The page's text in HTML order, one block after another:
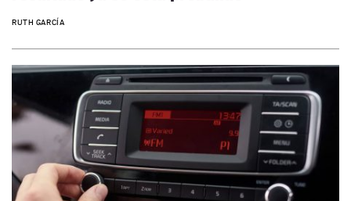
RUTH GARCÍA